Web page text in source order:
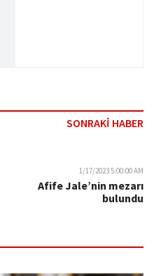
SONRAKİ HABER
1/17/2023 5:00:00 AM
Afife Jale’nin mezarı
bulundu